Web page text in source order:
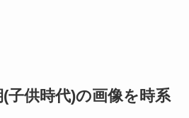
子供時代)の画像を時系